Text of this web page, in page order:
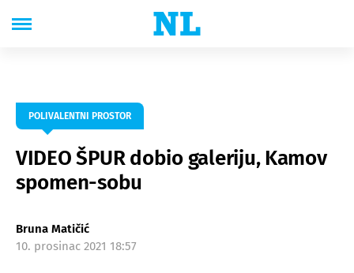
POLIVALENTNI PROSTOR
VIDEO ŠPUR dobio galeriju, Kamov
spomen-sobu
Bruna Matičić
10. prosinac 2021 18:57